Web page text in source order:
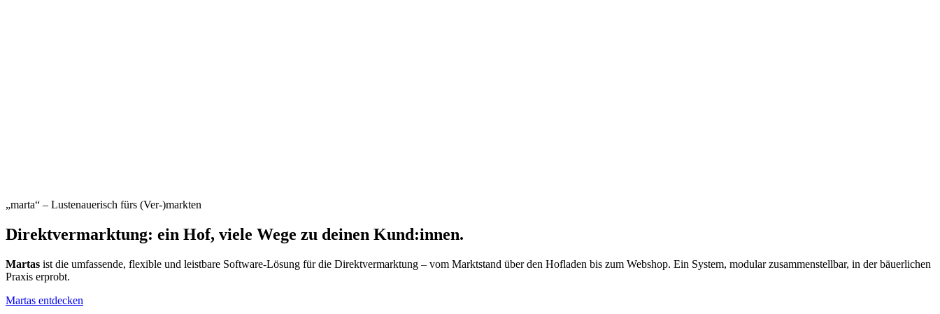
„marta“ – Lustenauerisch fürs (Ver-)markten
Direktvermarktung: ein Hof, viele Wege zu deinen Kund:innen.
Martas ist die umfassende, flexible und leistbare Software-Lösung für die Direktvermarktung – vom Marktstand über den Hofladen bis zum Webshop. Ein System, modular zusammenstellbar, in der bäuerlichen
Praxis erprobt.
Martas entdecken